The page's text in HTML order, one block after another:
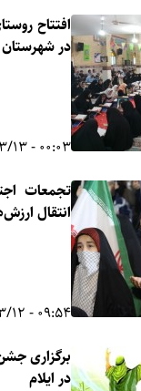
افتتاح
در
00:03 - 1405/03/13
تجمعات
انتقال
09:54 - 1405/03/12
برگزاری
در ایلام